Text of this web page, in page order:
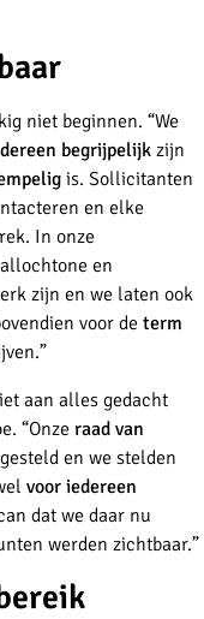
niet beginnen. “We
begrijpelijk zijn
is. Sollicitanten
en elke
In onze
en
zijn en we laten ook
voor de term
aan alles gedacht
“Onze raad van
en we stelden
voor iedereen
dat we daar nu
werden zichtbaar.”